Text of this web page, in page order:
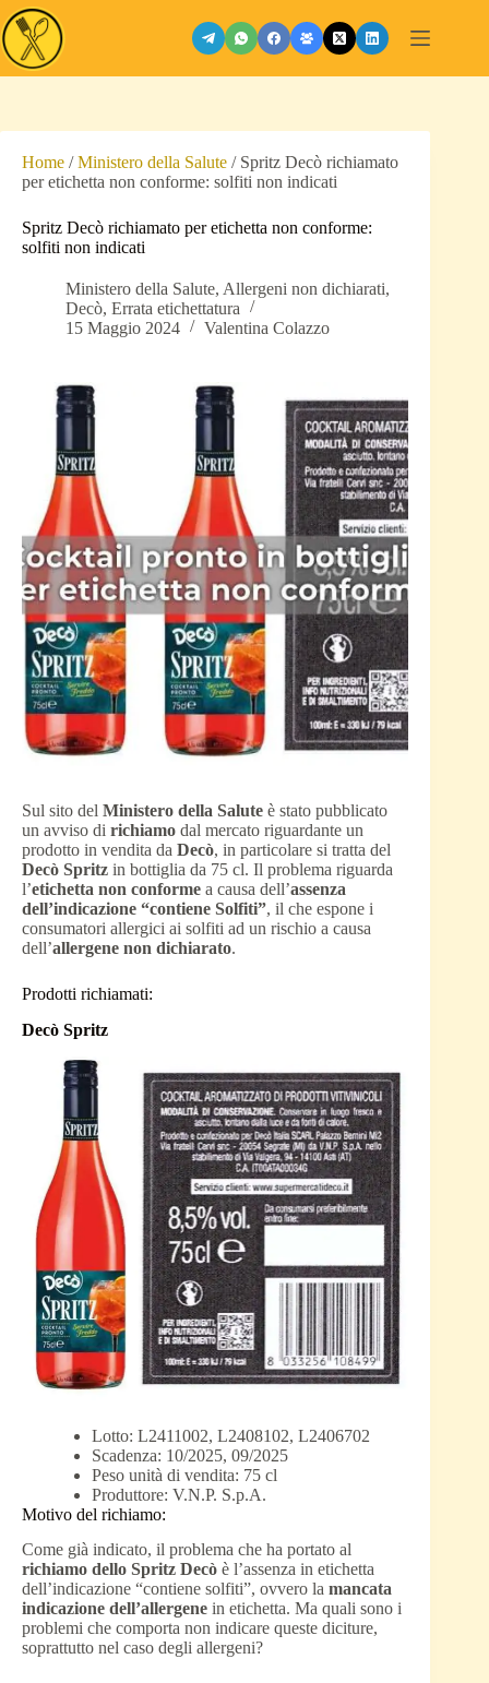
Salta
al
contenuto
Home /Ministero della Salute / Spritz Decò richiamato
per etichetta non conforme: solfiti non indicati
Spritz Decò richiamato per etichetta non conforme:
solfiti non indicati
Ministero della Salute, Allergeni non dichiarati,
Decò, Errata etichettatura
15 Maggio 2024
Valentina Colazzo
Sul sito del Ministero della Salute è stato pubblicato
un avviso di richiamo dal mercato riguardante un
prodotto in vendita da Decò, in particolare si tratta del
Decò Spritz in bottiglia da 75 cl. Il problema riguarda
l’etichetta non conforme a causa dell’assenza
dell’indicazione “contiene Solfiti”, il che espone i
consumatori allergici ai solfiti ad un rischio a causa
dell’allergene non dichiarato.
Prodotti richiamati:
Decò Spritz
Lotto: L2411002, L2408102, L2406702
Scadenza: 10/2025, 09/2025
Peso unità di vendita: 75 cl
Produttore: V.N.P. S.p.A.
Motivo del richiamo:
Come già indicato, il problema che ha portato al
richiamo dello Spritz Decò è l’assenza in etichetta
dell’indicazione “contiene solfiti”, ovvero la mancata
indicazione dell’allergene in etichetta. Ma quali sono i
problemi che comporta non indicare queste diciture,
soprattutto nel caso degli allergeni?